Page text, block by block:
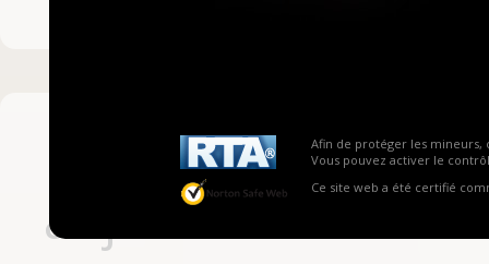
Afin de protéger les mineurs,
Vous pouvez activer le
Ce site web a été certifié
Pas encore
aujourd'hui